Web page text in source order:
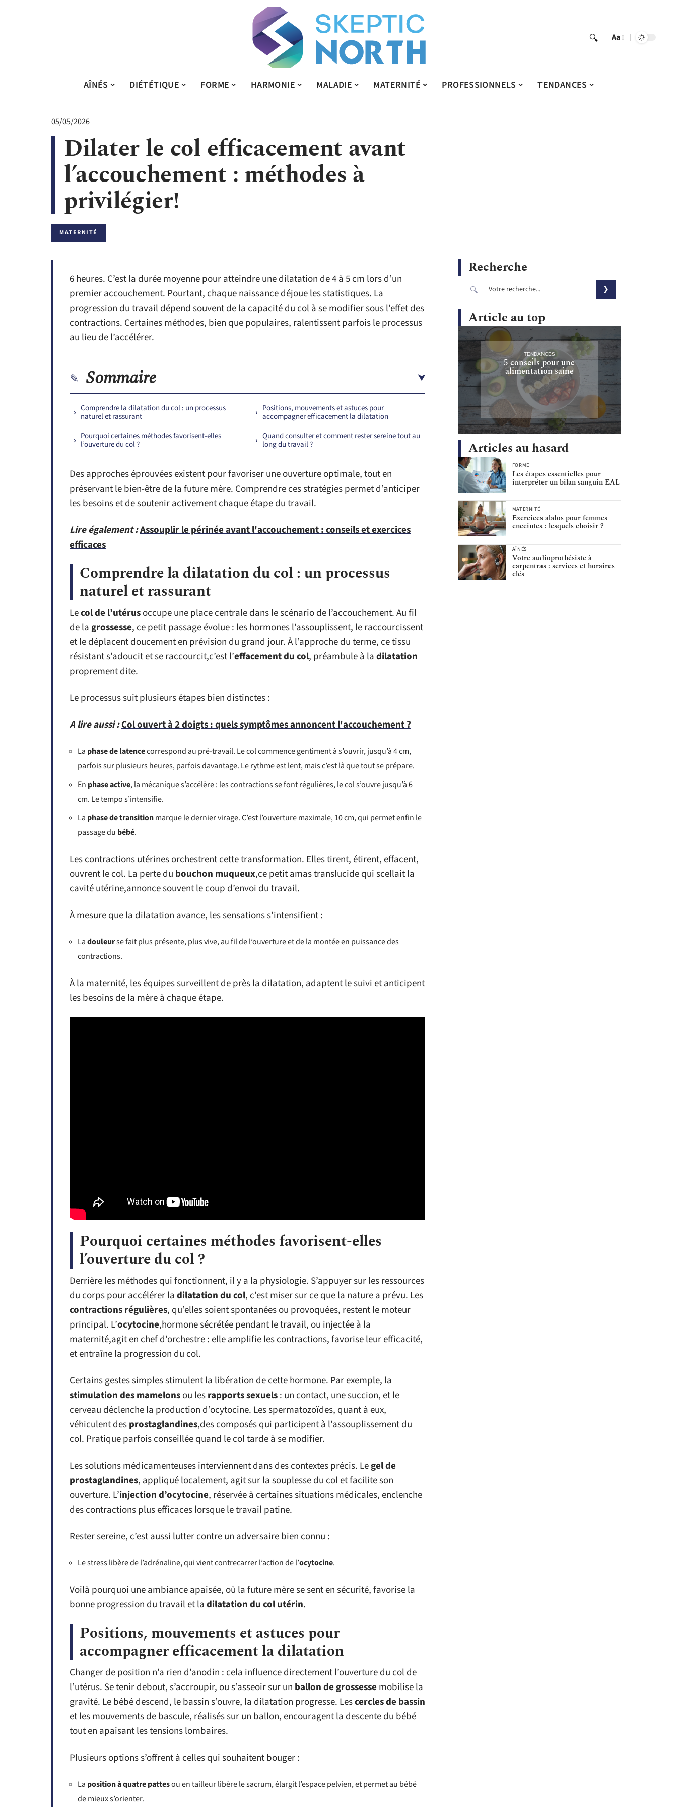
Aa
AÎNÉS DIÉTÉTIQUE FORME HARMONIE MALADIE MATERNITÉ PROFESSIONNELS TENDANCES
05/05/2026
Dilater le col efficacement avant
l’accouchement : méthodes à
privilégier!
MATERNITÉ
6 heures. C’est la durée moyenne pour atteindre une dilatation de 4 à 5 cm lors d’un
premier accouchement. Pourtant, chaque naissance déjoue les statistiques. La
progression du travail dépend souvent de la capacité du col à se modifier sous l’effet des
contractions. Certaines méthodes, bien que populaires, ralentissent parfois le processus
au lieu de l’accélérer.
Sommaire
Comprendre la dilatation du col : un processus
naturel et rassurant
Pourquoi certaines méthodes favorisent-elles
l’ouverture du col ?
Positions, mouvements et astuces pour
accompagner efficacement la dilatation
Quand consulter et comment rester sereine tout au
long du travail ?
Des approches éprouvées existent pour favoriser une ouverture optimale, tout en
préservant le bien-être de la future mère. Comprendre ces stratégies permet d’anticiper
les besoins et de soutenir activement chaque étape du travail.
Lire également :Assouplir le périnée avant l'accouchement : conseils et exercices
efficaces
Comprendre la dilatation du col : un processus
naturel et rassurant
Lecol de l’utérusoccupe une place centrale dans le scénario de l’accouchement. Au fil
de lagrossesse, ce petit passage évolue : les hormones l’assouplissent, le raccourcissent
et le déplacent doucement en prévision du grand jour. À l’approche du terme, ce tissu
résistant s’adoucit et se raccourcit,c’est l’effacement du col, préambule à ladilatation
proprement dite.
Le processus suit plusieurs étapes bien distinctes :
A lire aussi :Col ouvert à 2 doigts : quels symptômes annoncent l'accouchement ?
La phase de latencecorrespond au pré-travail. Le col commence gentiment à s’ouvrir, jusqu’à 4 cm,
parfois sur plusieurs heures, parfois davantage. Le rythme est lent, mais c’est là que tout se prépare.
En phase active, la mécanique s’accélère : les contractions se font régulières, le col s’ouvre jusqu’à 6
cm. Le tempo s’intensifie.
La phase de transitionmarque le dernier virage. C’est l’ouverture maximale, 10 cm, qui permet enfin le
passage du bébé.
Les contractions utérines orchestrent cette transformation. Elles tirent, étirent, effacent,
ouvrent le col. La perte du bouchon muqueux,ce petit amas translucide qui scellait la
cavité utérine,annonce souvent le coup d’envoi du travail.
À mesure que la dilatation avance, les sensations s’intensifient :
Ladouleurse fait plus présente, plus vive, au fil de l’ouverture et de la montée en puissance des
contractions.
À la maternité, les équipes surveillent de près la dilatation, adaptent le suivi et anticipent
les besoins de la mère à chaque étape.
Pourquoi certaines méthodes favorisent-elles
l’ouverture du col ?
Derrière les méthodes qui fonctionnent, il y a la physiologie. S’appuyer sur les ressources
du corps pour accélérer ladilatation du col, c’est miser sur ce que la nature a prévu. Les
contractions régulières, qu’elles soient spontanées ou provoquées, restent le moteur
principal. L’ocytocine,hormone sécrétée pendant le travail, ou injectée à la
maternité,agit en chef d’orchestre : elle amplifie les contractions, favorise leur efficacité,
et entraîne la progression du col.
Certains gestes simples stimulent la libération de cette hormone. Par exemple, la
stimulation des mamelonsou lesrapports sexuels: un contact, une succion, et le
cerveau déclenche la production d’ocytocine. Les spermatozoïdes, quant à eux,
véhiculent desprostaglandines,des composés qui participent à l’assouplissement du
col. Pratique parfois conseillée quand le col tarde à se modifier.
Les solutions médicamenteuses interviennent dans des contextes précis. Legel de
prostaglandines, appliqué localement, agit sur la souplesse du col et facilite son
ouverture. L’injection d’ocytocine, réservée à certaines situations médicales, enclenche
des contractions plus efficaces lorsque le travail patine.
Rester sereine, c’est aussi lutter contre un adversaire bien connu :
Le stress libère de l’adrénaline, qui vient contrecarrer l’action de l’ocytocine.
Voilà pourquoi une ambiance apaisée, où la future mère se sent en sécurité, favorise la
bonne progression du travail et ladilatation du col utérin.
Positions, mouvements et astuces pour
accompagner efficacement la dilatation
Changer de position n’a rien d’anodin : cela influence directement l’ouverture du col de
l’utérus. Se tenir debout, s’accroupir, ou s’asseoir sur un ballon de grossesse mobilise la
gravité. Le bébé descend, le bassin s’ouvre, la dilatation progresse. Lescercles de bassin
et les mouvements de bascule, réalisés sur un ballon, encouragent la descente du bébé
tout en apaisant les tensions lombaires.
Plusieurs options s’offrent à celles qui souhaitent bouger :
La position à quatre pattesou en tailleur libère le sacrum, élargit l’espace pelvien, et permet au bébé
de mieux s’orienter.
Recherche
Article au top
TENDANCES
5 conseils pour une
alimentation saine
Articles au hasard
FORME
Les étapes essentielles pour
interpréter un bilan sanguin EAL
MATERNITÉ
Exercices abdos pour femmes
enceintes : lesquels choisir ?
AÎNÉS
Votre audioprothésiste à
carpentras : services et horaires
clés